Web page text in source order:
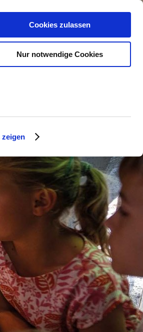
zeigen
Cookies zulassen
Nur notwendige Cookies
Kontakt